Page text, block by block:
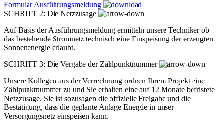
Formular Ausführungsmeldung
SCHRITT 2: Die Netzzusage
Auf Basis der Ausführungsmeldung ermitteln unsere Techniker ob
das bestehende Stromnetz technisch eine Einspeisung der erzeugten
Sonnenenergie erlaubt.
SCHRITT 3: Die Vergabe der Zählpunktnummer
Unsere Kollegen aus der Verrechnung ordnen Ihrem Projekt eine
Zählpunktnummer zu und Sie erhalten eine auf 12 Monate befristete
Netzzusage. Sie ist sozusagen die offizielle Freigabe und die
Bestätigung, dass die geplante Anlage Energie in unser
Versorgungsnetz einspeisen kann.